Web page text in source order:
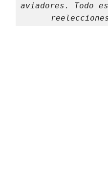
aviadores. Todo